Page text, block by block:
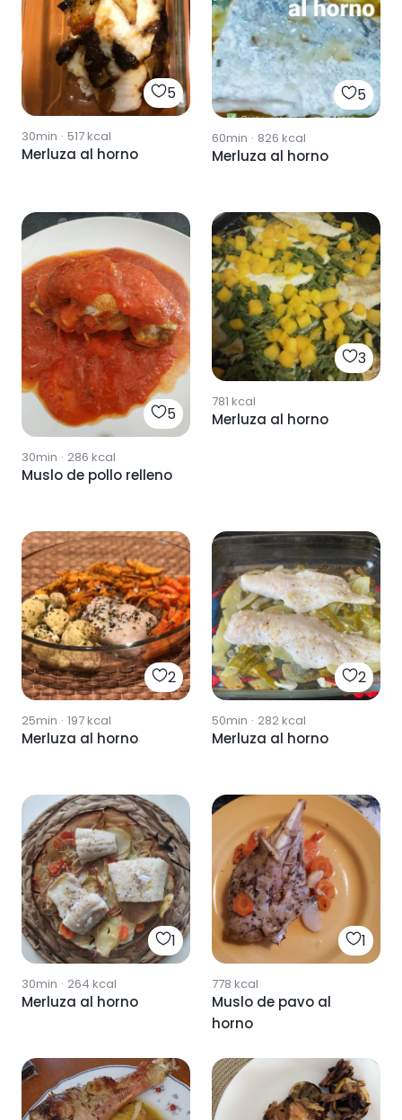
5
30min · 517kcal
Merluza al horno
5
60min · 826 kcal
Merluza al horno
5
30min · 286 kcal
Muslo de pollo relleno
3
781 kcal
Merluza al horno
2
25min · 197kcal
Merluza al horno
2
50min · 282kcal
Merluza al horno
1
30min · 264 kcal
Merluza al horno
1
778 kcal
Muslo de pavo al
horno